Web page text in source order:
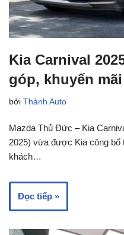
Kia Carnival
góp, khuyến
bởi Thành Auto
Mazda Thủ Đức – Kia
2025) vừa được Kia công bố
khách…
Đọc tiếp »